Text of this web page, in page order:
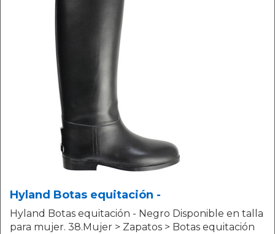
Hyland Botas equitación -
Hyland Botas equitación - Negro Disponible en talla
para mujer. 38.Mujer > Zapatos > Botas equitación